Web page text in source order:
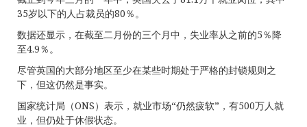
35岁以下的人占裁员的80％。
数据还显示，在截至二月份的三个月中，失业率从之前的5％降
至4.9％。
尽管英国的大部分地区至少在某些时期处于严格的封锁规则之
下，但这仍然是事实。
国家统计局（ONS）表示，就业市场“仍然疲软”，有500万人就
业，但仍处于休假状态。